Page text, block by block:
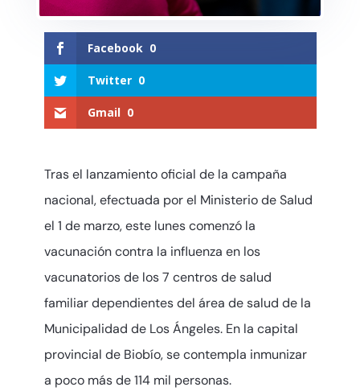
Facebook 0
Twitter 0
Gmail 0
Tras el lanzamiento oficial de la campaña
nacional, efectuada por el Ministerio de Salud
el 1 de marzo, este lunes comenzó la
vacunación contra la influenza en los
vacunatorios de los 7 centros de salud
familiar dependientes del área de salud de la
Municipalidad de Los Ángeles. En la capital
provincial de Biobío, se contempla inmunizar
a poco más de 114 mil personas.